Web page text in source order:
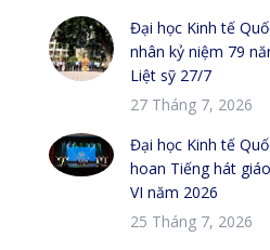
Đại học Kinh tế
nhân kỷ niệm 79
Liệt sỹ 27/7
27 Tháng 7, 2026
Đại học Kinh tế
hoan Tiếng hát
VI năm 2026
25 Tháng 7, 2026